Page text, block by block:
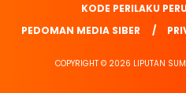
KODE PERILAKU
PEDOMAN MEDIA SIBER
COPYRIGHT © 2026 LIPUTAN